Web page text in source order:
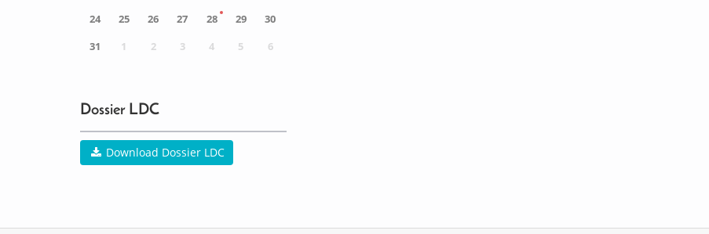
24
25 26 27 28 29
30
31
1 2 3 4 5 6
Dossier LDC
Download Dossier LDC